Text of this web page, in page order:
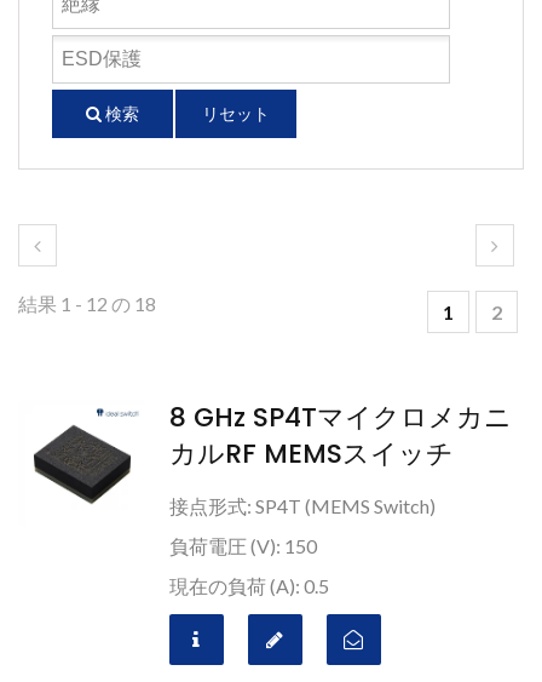
検索 リセット
結果 1 - 12 の 18 1 2
8 GHz SP4Tマイクロメカニ
カルRF MEMSスイッチ
接点形式: SP4T (MEMS Switch)
負荷電圧 (V): 150
現在の負荷 (A): 0.5